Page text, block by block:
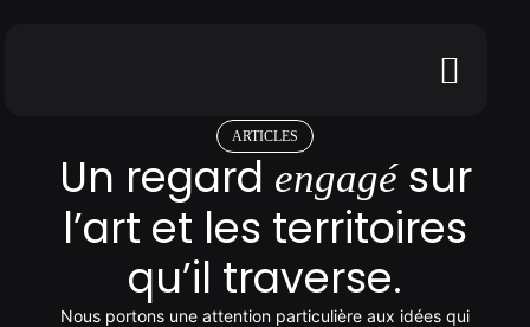
ARTICLES
Un regard engagésur
l’art et les territoires
qu’il traverse.
Nous portons une attention particulière aux idées qui